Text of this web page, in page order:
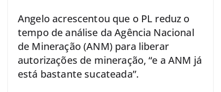
Angelo acrescentou que o PL reduz o
tempo de análise da Agência Nacional
de Mineração (ANM) para liberar
autorizações de mineração, “e a ANM já
está bastante sucateada”.